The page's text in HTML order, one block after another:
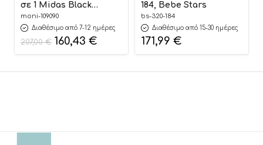
σε 1 Midas Black
3800146235796
moni-109090
Διαθέσιμο από 7-12 ημέρες
207,00€ 160,43 €
184, Bebe Stars
bs-320-184
Διαθέσιμο από 15-30 ημέρες
171,99 €